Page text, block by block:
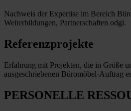
Nachweis der Expertise im Bereich
Weiterbildungen, Partnerschaften odgl.
Referenzprojekte
Erfahrung mit Projekten, die in Größe
ausgeschriebenen Büromöbel-Auftrag
PERSONELLE